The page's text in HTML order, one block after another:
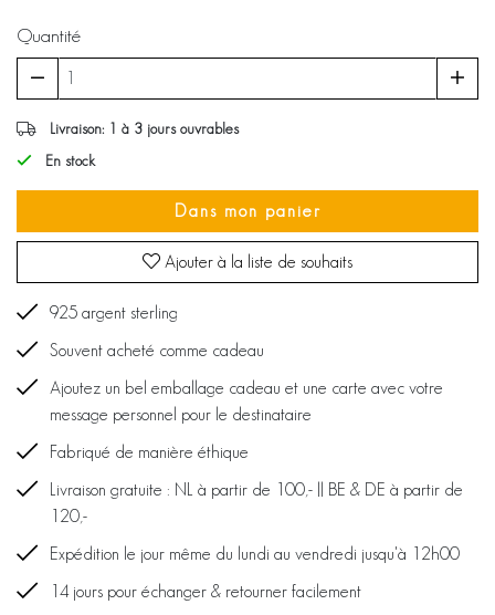
Quantité
Livraison: 1 à 3 jours ouvrables
En stock
Dans mon panier
Ajouter à la liste de souhaits
925 argent sterling
Souvent acheté comme cadeau
Ajoutez un bel emballage cadeau et une carte avec votre
message personnel pour le destinataire
Fabriqué de manière éthique
Livraison gratuite : NL à partir de 100,- || BE & DE à partir de
120,-
Expédition le jour même du lundi au vendredi jusqu'à 12h00
14 jours pour échanger & retourner facilement